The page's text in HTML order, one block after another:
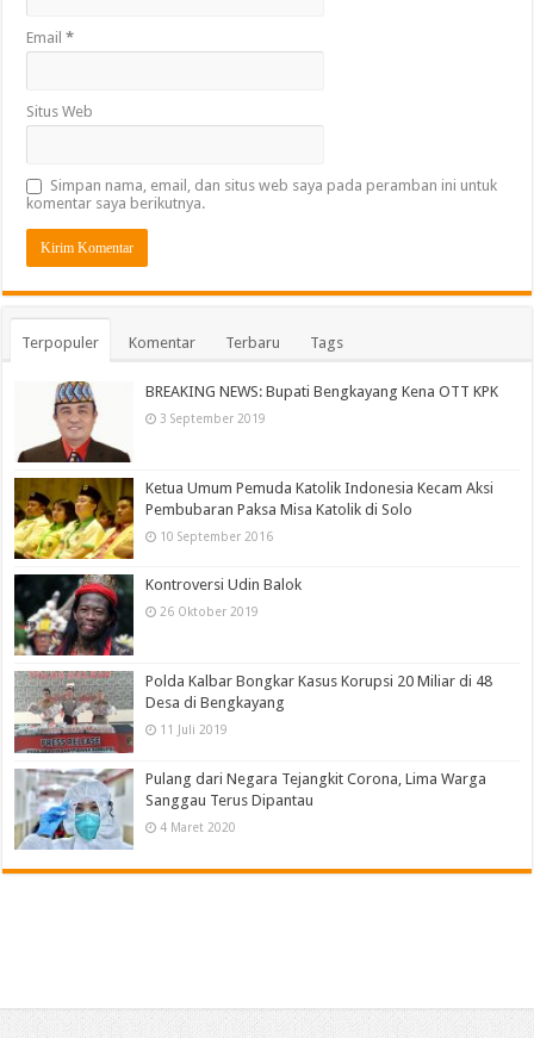
Email*
Situs Web
Simpan nama, email, dan situs web saya pada peramban ini untuk
komentar saya berikutnya.
Terpopuler Komentar Terbaru Tags
BREAKING NEWS: Bupati Bengkayang Kena OTT KPK
3 September 2019
Ketua Umum Pemuda Katolik Indonesia Kecam Aksi
Pembubaran Paksa Misa Katolik di Solo
10 September 2016
Kontroversi Udin Balok
26 Oktober 2019
Polda Kalbar Bongkar Kasus Korupsi 20 Miliar di 48
Desa di Bengkayang
11 Juli 2019
Pulang dari Negara Tejangkit Corona, Lima Warga
Sanggau Terus Dipantau
4 Maret 2020